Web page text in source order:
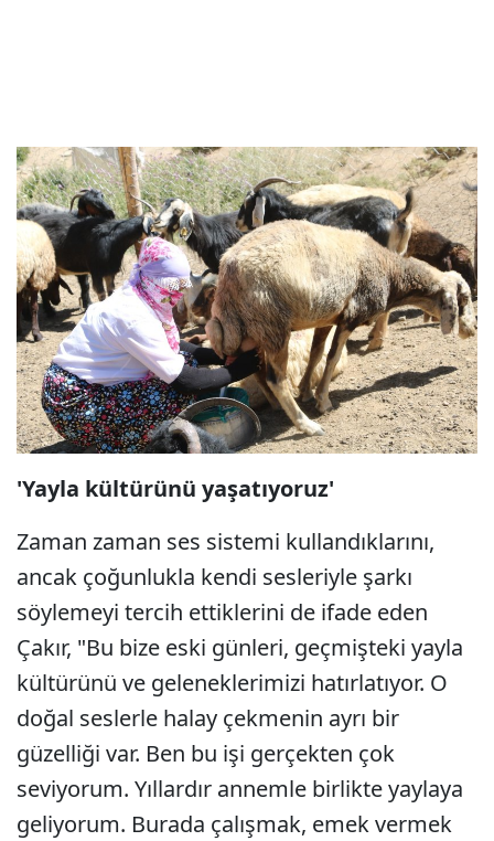
'Yayla kültürünü yaşatıyoruz'
Zaman zaman ses sistemi kullandıklarını,
ancak çoğunlukla kendi sesleriyle şarkı
söylemeyi tercih ettiklerini de ifade eden
Çakır, "Bu bize eski günleri, geçmişteki yayla
kültürünü ve geleneklerimizi hatırlatıyor. O
doğal seslerle halay çekmenin ayrı bir
güzelliği var. Ben bu işi gerçekten çok
seviyorum. Yıllardır annemle birlikte yaylaya
geliyorum. Burada çalışmak, emek vermek